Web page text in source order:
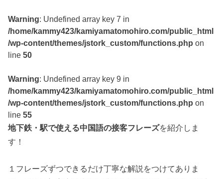
Warning: Undefined array key 7 in
/home/kammy423/kamiyamatomohiro.com/public_html
/wp-content/themes/jstork_custom/functions.php on
line50
Warning: Undefined array key 9 in
/home/kammy423/kamiyamatomohiro.com/public_html
/wp-content/themes/jstork_custom/functions.php on
line55
地下鉄・駅で使える中国語の接客フレーズを紹介しま
す！
１フレーズずつできるだけ丁寧な解説をつけてありま